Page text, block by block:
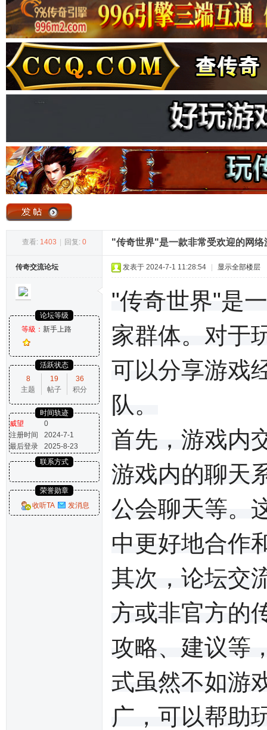
传
奇
坛
» › ›
查看: 1403 回复: 0 "传奇世界"是一款非常受欢迎的网
传奇交流论坛
论坛等级
等級： 新手上路
活跃状态
8
主题
19
帖子
36
积分
时间轨迹
威望
0
注册时间
2024-7-1
最后登录
2025-8-23
联系方式
荣誉勋章
收听TA
发消息
发表于 2024-7-1 11:28:54 显示全部楼层
"传奇世界"是
家群体。对于
可以分享游戏
队。
首先，游戏内
游戏内的聊天
公会聊天等。
中更好地合作
其次，论坛交
方或非官方的
攻略、建议等
式虽然不如游
广，可以帮助